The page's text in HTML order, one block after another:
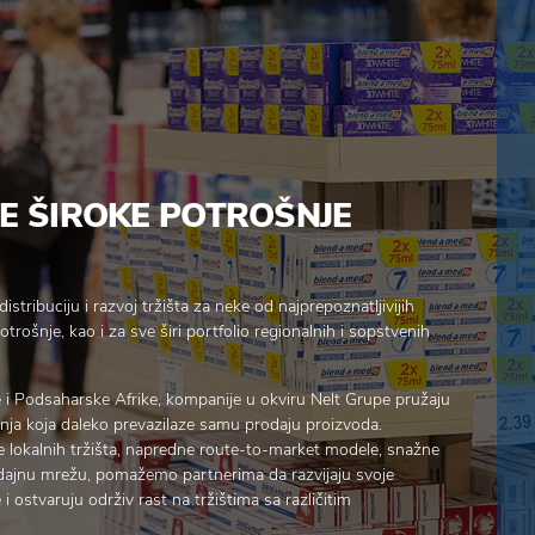
ŠIROKE POTROŠNJE
i razvoj tržišta za neke od najprepoznatljivijih
kao i za sve širi portfolio regionalnih i sopstvenih
Podsaharske Afrike, kompanije u okviru Nelt Grupe pružaju
koja daleko prevazilaze samu prodaju proizvoda.
lokalnih tržišta, napredne route-to-market modele, snažne
mrežu, pomažemo partnerima da razvijaju svoje
ostvaruju održiv rast na tržištima sa različitim